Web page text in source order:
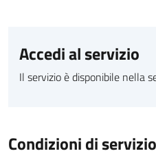
Accedi al servizio
Il servizio è disponibile nella
Condizioni di servizio